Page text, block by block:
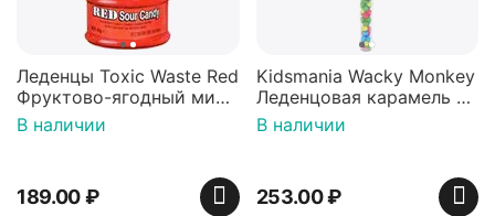
Леденцы Toxic Waste Red
Фруктово-ягодный микс
Красная банка 42 г,
Пакистан
В наличии
189.00₽
Kidsmania Wacky Monkey
Леденцовая карамель с
игрушкой Ваки Манки
12г, Китай
В наличии
253.00₽